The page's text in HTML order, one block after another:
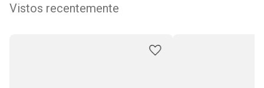
Vistos recentemente